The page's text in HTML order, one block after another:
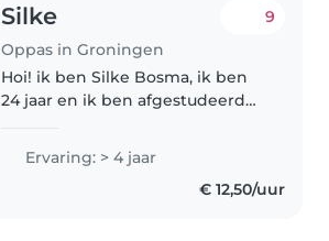
Silke
Oppas in Groningen
9
Hoi! ik ben Silke Bosma, ik ben
24 jaar en ik ben afgestudeerd
medewerker. Ik werk
momenteel op de peuter,
kinderopvang en bso. Ik heb dus
Ervaring: > 4 jaar
€ 12,50/uur